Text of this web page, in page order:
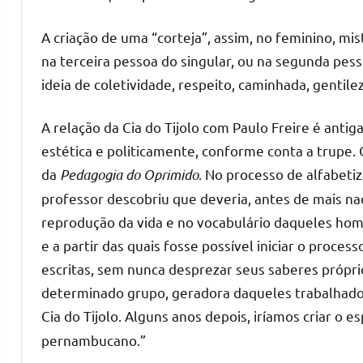
A criação de uma “corteja”, assim, no feminino,
na terceira pessoa do singular, ou na segunda
ideia de coletividade, respeito, caminhada,
A relação da Cia do Tijolo com Paulo Freire é
estética e politicamente, conforme conta a trupe.
da Pedagogia do Oprimido. No processo de
professor descobriu que deveria, antes de mais
reprodução da vida e no vocabulário daqueles
e a partir das quais fosse possível iniciar o
escritas, sem nunca desprezar seus saberes
determinado grupo, geradora daqueles
Cia do Tijolo. Alguns anos depois, iríamos criar o
pernambucano.”